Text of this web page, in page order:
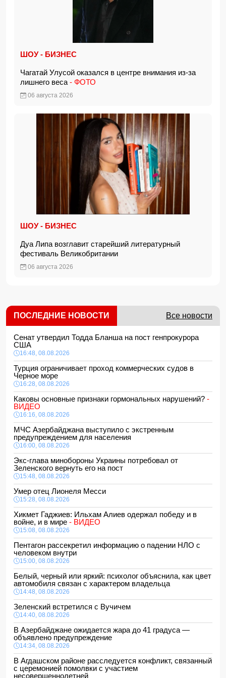
ШОУ - БИЗНЕС
Чагатай Улусой оказался в центре внимания из-за
лишнего веса - ФОТО
06 августа 2026
ШОУ - БИЗНЕС
Дуа Липа возглавит старейший литературный
фестиваль Великобритании
06 августа 2026
ПОСЛЕДНИЕ НОВОСТИ Все новости
Сенат утвердил Тодда Бланша на пост генпрокурора
США
16:48, 08.08.2026
Турция ограничивает проход коммерческих судов в
Черное море
16:28, 08.08.2026
Каковы основные признаки гормональных нарушений? -
ВИДЕО
16:16, 08.08.2026
МЧС Азербайджана выступило с экстренным
предупреждением для населения
16:00, 08.08.2026
Экс-глава минобороны Украины потребовал от
Зеленского вернуть его на пост
15:48, 08.08.2026
Умер отец Лионеля Месси
15:28, 08.08.2026
Хикмет Гаджиев: Ильхам Алиев одержал победу и в
войне, и в мире - ВИДЕО
15:08, 08.08.2026
Пентагон рассекретил информацию о падении НЛО с
человеком внутри
15:00, 08.08.2026
Белый, черный или яркий: психолог объяснила, как цвет
автомобиля связан с характером владельца
14:48, 08.08.2026
Зеленский встретился с Вучичем
14:40, 08.08.2026
В Азербайджане ожидается жара до 41 градуса —
объявлено предупреждение
14:34, 08.08.2026
В Агдашском районе расследуется конфликт, связанный
с церемонией помолвки с участием
несовершеннолетней